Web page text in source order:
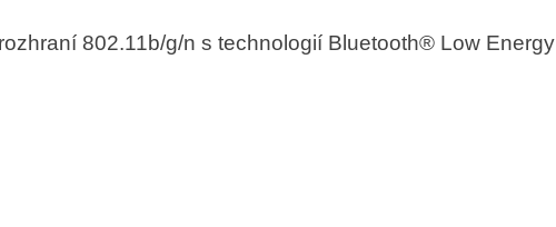
802.11b/g/n s technologií Bluetooth® Low Energy